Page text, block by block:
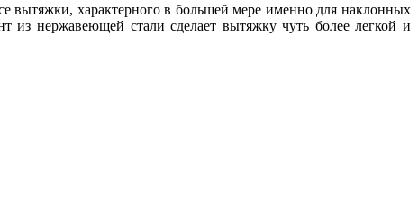
вытяжки, характерного в большей мере именно для наклонных
из нержавеющей стали сделает вытяжку чуть более легкой и